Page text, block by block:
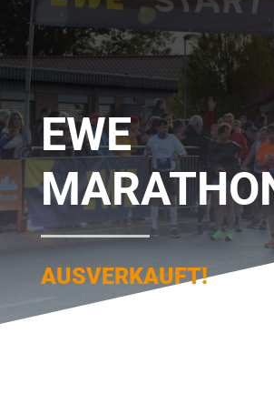
EWE
AUSVERKAUFT!